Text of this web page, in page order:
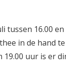
tussen 16.00
in de hand
19.00 uur is er